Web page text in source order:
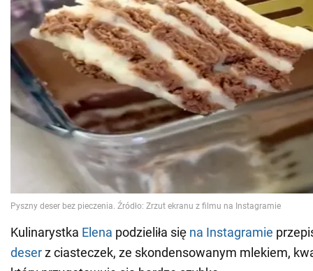
Kulinarystka Elena podzieliła się na Instagramie
deserz ciasteczek, ze skondensowanym mlekiem,